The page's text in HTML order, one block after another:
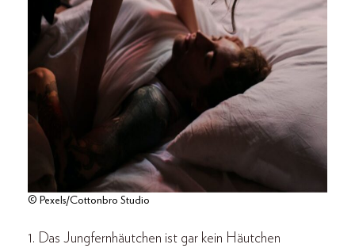
© Pexels/Cottonbro Studio
1. Das Jungfernhäutchen ist gar kein Häutchen